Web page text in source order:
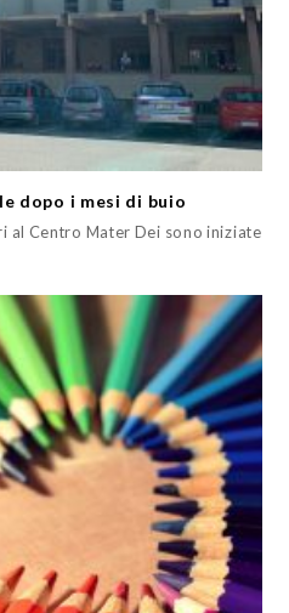
dopo i mesi di buio
al Centro Mater Dei sono iniziate